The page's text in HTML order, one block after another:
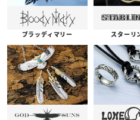
ブラッディマリー スターリ